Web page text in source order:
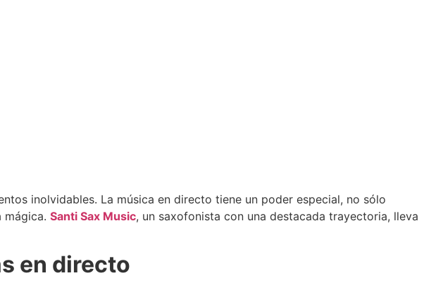
inolvidables. La música en directo tiene un poder especial, no sólo
mágica. Santi Sax Music, un saxofonista con una destacada trayectoria, lleva
en directo